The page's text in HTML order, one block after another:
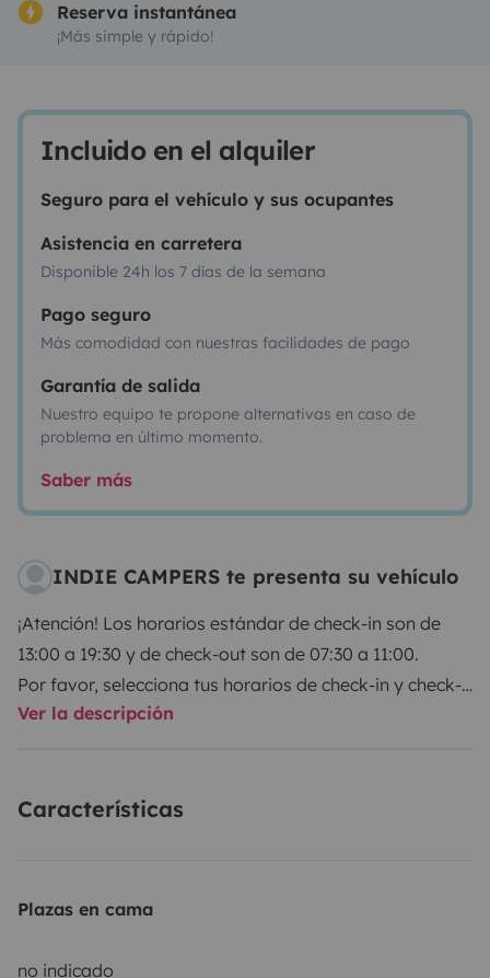
Reserva instantánea
¡Más simple y rápido!
Incluido en el alquiler
Seguro para el vehículo y sus ocupantes
Asistencia en carretera
Disponible 24h los 7 días de la semana
Pago seguro
Más comodidad con nuestras facilidades de pago
Garantía de salida
Nuestro equipo te propone alternativas en caso de
problema en último momento.
Saber más
INDIE CAMPERS te presenta su vehículo
¡Atención! Los horarios estándar de check-in son de
13:00 a 19:30 y de check-out son de 07:30 a 11:00.
Por favor, selecciona tus horarios de check-in y check-
out directamente con Indie Campers.
devolución las 24 horas del día, los 7 días de la
recogida y la devolución no conllevan ningún coste
te garantizan igualmente una gran flexibilidad
Ver la descripción
Características
Plazas en cama
no indicado